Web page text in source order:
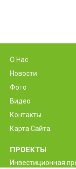
О Нас
Новости
Фото
Видео
Контакты
Карта Сайта
ПРОЕКТЫ
Инвестиционная